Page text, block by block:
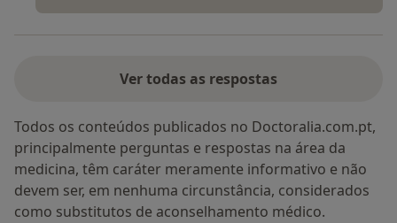
Ver todas as respostas
Todos os conteúdos publicados no Doctoralia.com.pt,
principalmente perguntas e respostas na área da
medicina, têm caráter meramente informativo e não
devem ser, em nenhuma circunstância, considerados
como substitutos de aconselhamento médico.